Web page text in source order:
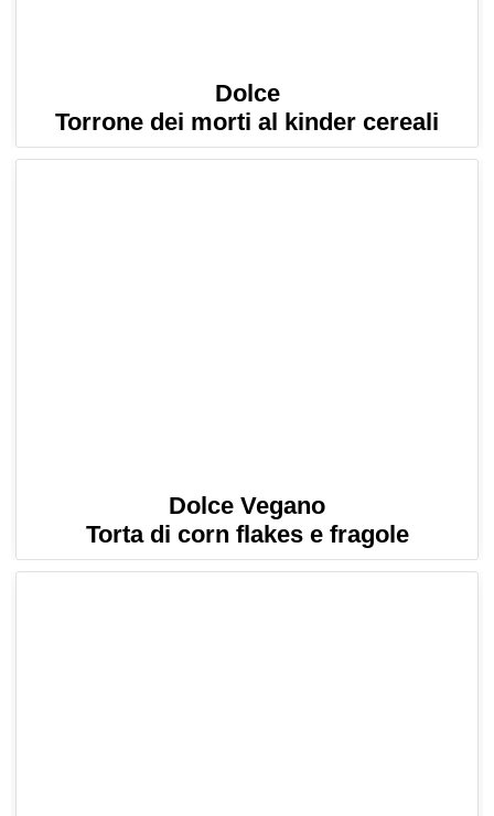
Dolce
Torrone dei morti al kinder cereali
Dolce Vegano
Torta di corn flakes e fragole